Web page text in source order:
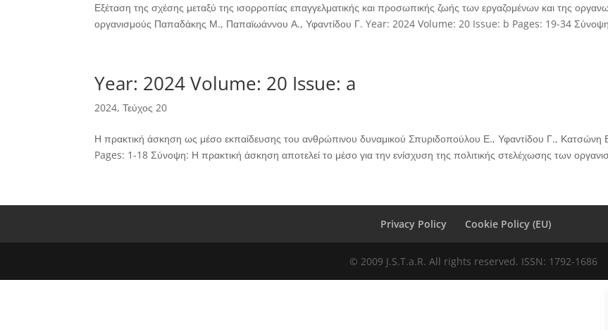
Εξέταση της σχέσης μεταξύ της ισορροπίας επαγγελματικής και προσωπικής ζωής των εργαζομένων και της
οργανισμούς Παπαδάκης Μ., Παπαϊωάννου Α., Υφαντίδου Γ. Year: 2024 Volume: 20 Issue: b Pages: 19-34
Year: 2024 Volume: 20 Issue: a
2024,Τεύχος 20
Η πρακτική άσκηση ως μέσο εκπαίδευσης του ανθρώπινου δυναμικού Σπυριδοπούλου Ε., Υφαντίδου Γ.,
Pages: 1-18 Σύνοψη: Η πρακτική άσκηση αποτελεί το μέσο για την ενίσχυση της πολιτικής στελέχωσης των
Privacy Policy Cookie Policy (EU)
© 2009 J.S.T.a.R. All rights reserved. ISSN: 1792-1686